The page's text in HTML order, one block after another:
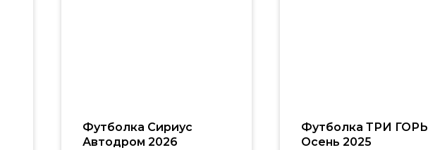
Футболка Сириус
Автодром 2026
Футболка ТРИ ГОРЫ
Осень 2025